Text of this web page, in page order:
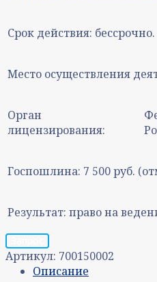
Срок действия: бессрочно.
Место осуществления
Орган
лицензирования:
Госпошлина: 7 500 руб.
Результат: право на
Артикул: 700150002
Описание